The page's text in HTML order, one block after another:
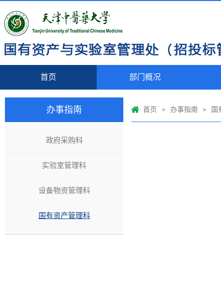
首页 部门概况
办事指南
政府采购科
实验室管理科
设备物资管理科
国有资产管理科
首页 > 办事指南 > 国